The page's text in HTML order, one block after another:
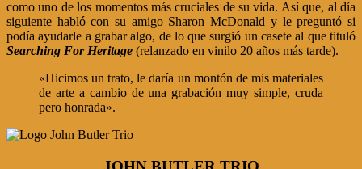
como uno de los momentos más cruciales de su vida. Así que, al día
siguiente habló con su amigo Sharon McDonald y le preguntó si
podía ayudarle a grabar algo, de lo que surgió un casete al que tituló
Searching For Heritage (relanzado en vinilo 20 años más tarde).
«Hicimos un trato, le daría un montón de mis materiales
de arte a cambio de una grabación muy simple, cruda
pero honrada».